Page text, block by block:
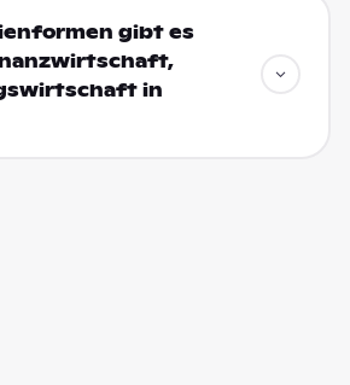
gibt es
in